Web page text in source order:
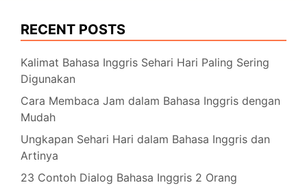
RECENT POSTS
Kalimat Bahasa Inggris Sehari Hari Paling Sering
Digunakan
Cara Membaca Jam dalam Bahasa Inggris dengan
Mudah
Ungkapan Sehari Hari dalam Bahasa Inggris dan
Artinya
23 Contoh Dialog Bahasa Inggris 2 Orang